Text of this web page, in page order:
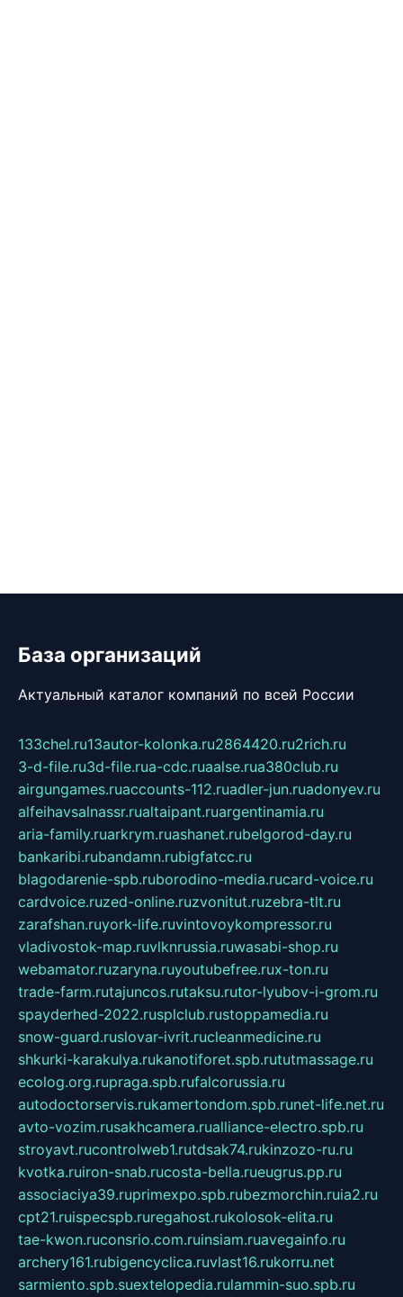
База организаций
Актуальный каталог компаний по всей России
133chel.ru13autor-kolonka.ru2864420.ru2rich.ru
3-d-file.ru3d-file.rua-cdc.ruaalse.rua380club.ru
airgungames.ruaccounts-112.ruadler-jun.ruadonyev.ru
alfeihavsalnassr.rualtaipant.ruargentinamia.ru
aria-family.ruarkrym.ruashanet.rubelgorod-day.ru
bankaribi.rubandamn.rubigfatcc.ru
blagodarenie-spb.ruborodino-media.rucard-voice.ru
cardvoice.ruzed-online.ruzvonitut.ruzebra-tlt.ru
zarafshan.ruyork-life.ruvintovoykompressor.ru
vladivostok-map.ruvlknrussia.ruwasabi-shop.ru
webamator.ruzaryna.ruyoutubefree.rux-ton.ru
trade-farm.rutajuncos.rutaksu.rutor-lyubov-i-grom.ru
spayderhed-2022.rusplclub.rustoppamedia.ru
snow-guard.ruslovar-ivrit.rucleanmedicine.ru
shkurki-karakulya.rukanotiforet.spb.rututmassage.ru
ecolog.org.rupraga.spb.rufalcorussia.ru
autodoctorservis.rukamertondom.spb.runet-life.net.ru
avto-vozim.rusakhcamera.rualliance-electro.spb.ru
stroyavt.rucontrolweb1.rutdsak74.rukinzozo-ru.ru
kvotka.ruiron-snab.rucosta-bella.rueugrus.pp.ru
associaciya39.ruprimexpo.spb.rubezmorchin.ruia2.ru
cpt21.ruispecspb.ruregahost.rukolosok-elita.ru
tae-kwon.ruconsrio.com.ruinsiam.ruavegainfo.ru
archery161.rubigencyclica.ruvlast16.rukorru.net
sarmiento.spb.suextelopedia.rulammin-suo.spb.ru